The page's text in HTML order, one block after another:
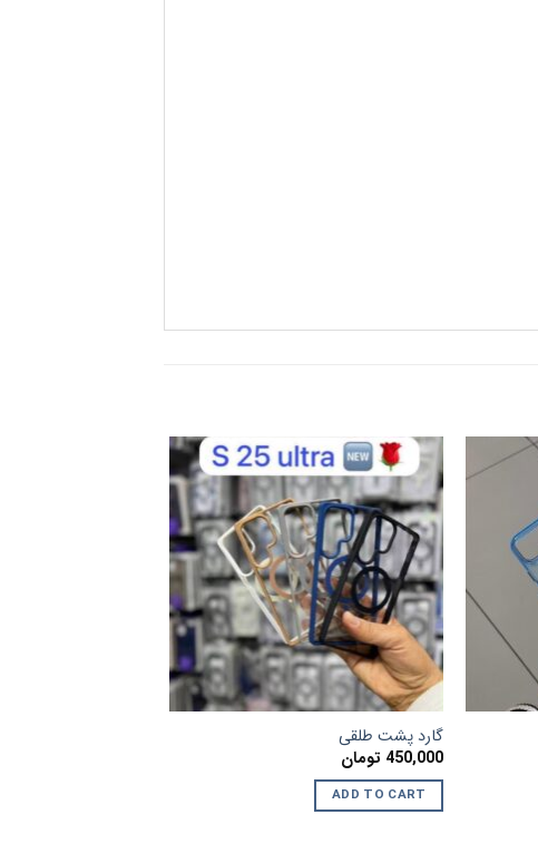
افزودن
به
علاقه
مندی
ها
گارد پشت طلقی
450,000 تومان
ADD TO CART